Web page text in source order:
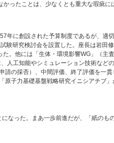
ったことは、少なくとも重大な瑕疵に
に創設された予算制度であるが、適切
験研究検討会を設置した。座長は岩田
。他には「生体・環境影響WG」（主査
人工知能やシミュレーション技術など
請の採否）、中間評価、終了評価を一
子力基礎基盤戦略研究イニシアチブ」
なった。まあ一歩前進だが、「紙のも